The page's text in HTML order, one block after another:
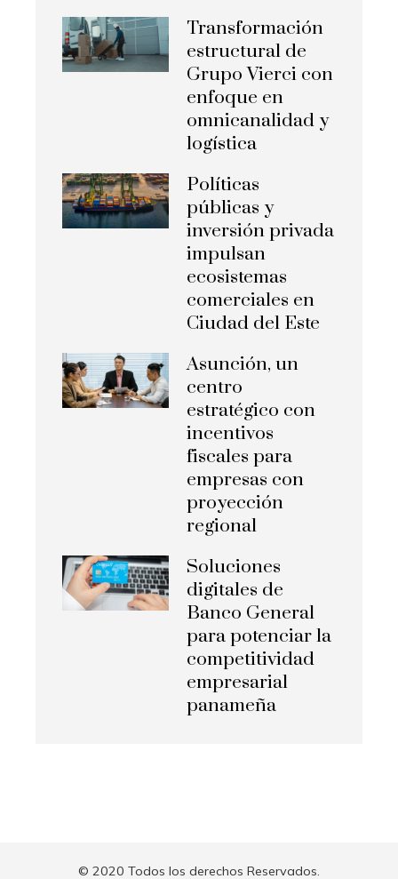
Transformación
estructural de
Grupo Vierci con
enfoque en
omnicanalidad y
logística
Políticas
públicas y
inversión privada
impulsan
ecosistemas
comerciales en
Ciudad del Este
Asunción, un
centro
estratégico con
incentivos
fiscales para
empresas con
proyección
regional
Soluciones
digitales de
Banco General
para potenciar la
competitividad
empresarial
panameña
© 2020 Todos los derechos Reservados.